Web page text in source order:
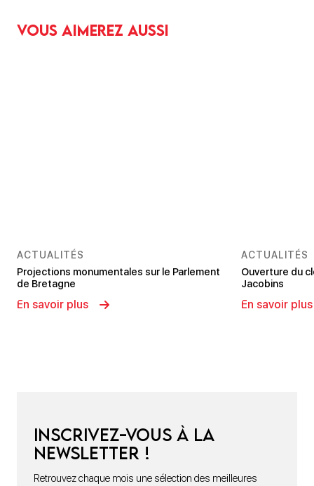
Vous aimerez aussi
ACTUALITÉS
Projections monumentales sur le Parlement
de Bretagne
En savoir plus
ACTUALITÉS
Ouverture du
Jacobins
En savoir plus
Inscrivez-vous à la
newsletter !
Retrouvez chaque mois une sélection des meilleures